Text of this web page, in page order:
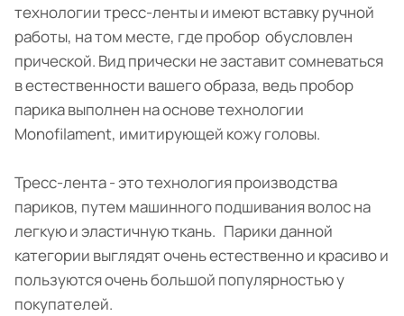
технологии тресс-ленты и имеют вставку ручной
работы, на том месте, где пробор обусловлен
прической. Вид прически не заставит сомневаться
в естественности вашего образа, ведь пробор
парика выполнен на основе технологии
Monofilament, имитирующей кожу головы.
Тресс-лента - это технология производства
париков, путем машинного подшивания волос на
легкую и эластичную ткань. Парики данной
категории выглядят очень естественно и красиво и
пользуются очень большой популярностью у
покупателей.